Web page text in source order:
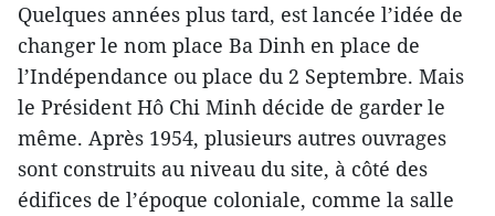
Quelques années plus tard, est lancée l’idée de
changer le nom place Ba Dinh en place de
l’Indépendance ou place du 2 Septembre. Mais
le Président Hô Chi Minh décide de garder le
même. Après 1954, plusieurs autres ouvrages
sont construits au niveau du site, à côté des
édifices de l’époque coloniale, comme la salle